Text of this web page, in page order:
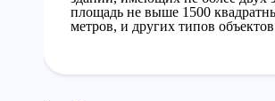
площадь не выше 1500
метров, и других типов